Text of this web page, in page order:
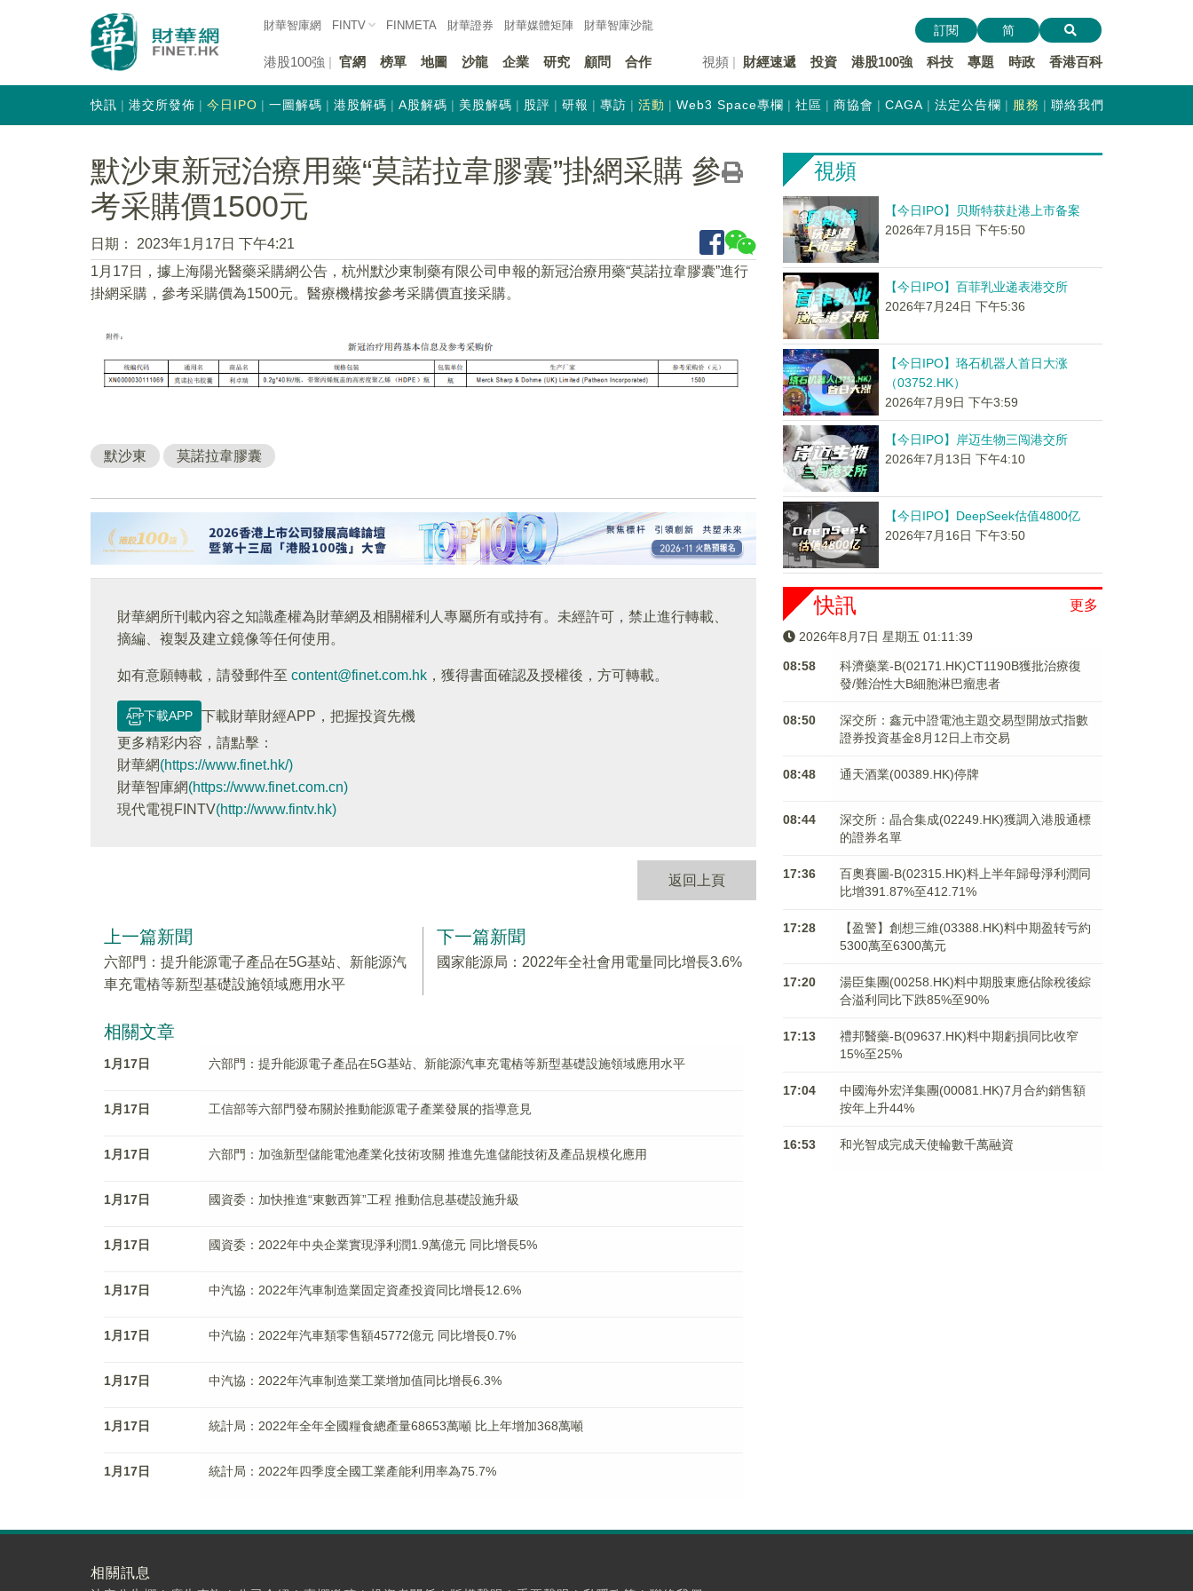
財華智庫網 FINTV FINMETA 財華證券 財華媒體矩陣 財華智庫沙龍
港股100強 官網 榜單 地圖 沙龍 企業 研究 顧問 合作 視頻 財經速遞 投資 港股100強 科技 專題 時政 香港百科
訂閱 简
快訊 港交所發佈 今日IPO 一圖解碼 港股解碼 A股解碼 美股解碼 股評 研報 專訪 活動 Web3 Space專欄 社區 商協會 CAGA 法定公告欄 服務 聯絡我們
默沙東新冠治療用藥“莫諾拉韋膠囊”掛網采購 參
考采購價1500元
日期：
2023年1月17日 下午4:21
1月17日，據上海陽光醫藥采購網公告，杭州默沙東制藥有限公司申報的新冠治療用藥“莫諾拉韋膠囊”進行
掛網采購，參考采購價為1500元。醫療機構按參考采購價直接采購。
默沙東 莫諾拉韋膠囊
財華網所刊載內容之知識產權為財華網及相關權利人專屬所有或持有。未經許可，禁止進行轉載、
摘編、複製及建立鏡像等任何使用。
如有意願轉載，請發郵件至 content@finet.com.hk ，獲得書面確認及授權後，方可轉載。
下載APP
下載財華財經APP，把握投資先機
更多精彩内容，請點擊：
財華網(https://www.finet.hk/)
財華智庫網(https://www.finet.com.cn)
現代電視FINTV(http://www.fintv.hk)
返回上頁
上一篇新聞
六部門：提升能源電子產品在5G基站、新能源汽
車充電樁等新型基礎設施領域應用水平
下一篇新聞
國家能源局：2022年全社會用電量同比增長3.6%
相關文章
1月17日 六部門：提升能源電子產品在5G基站、新能源汽車充電樁等新型基礎設施領域應用水平
1月17日 工信部等六部門發布關於推動能源電子產業發展的指導意見
1月17日 六部門：加強新型儲能電池產業化技術攻關 推進先進儲能技術及產品規模化應用
1月17日 國資委：加快推進“東數西算”工程 推動信息基礎設施升級
1月17日 國資委：2022年中央企業實現淨利潤1.9萬億元 同比增長5%
1月17日 中汽協：2022年汽車制造業固定資產投資同比增長12.6%
1月17日 中汽協：2022年汽車類零售額45772億元 同比增長0.7%
1月17日 中汽協：2022年汽車制造業工業增加值同比增長6.3%
1月17日 統計局：2022年全年全國糧食總產量68653萬噸 比上年增加368萬噸
1月17日 統計局：2022年四季度全國工業產能利用率為75.7%
視頻
【今日IPO】贝斯特获赴港上市备案
2026年7月15日 下午5:50
【今日IPO】百菲乳业递表港交所
2026年7月24日 下午5:36
【今日IPO】珞石机器人首日大涨
（03752.HK）
2026年7月9日 下午3:59
【今日IPO】岸迈生物三闯港交所
2026年7月13日 下午4:10
【今日IPO】DeepSeek估值4800亿
2026年7月16日 下午3:50
更多
快訊
2026年8月7日 星期五 01:11:40
08:58
科濟藥業-B(02171.HK)CT1190B獲批治療復
發/難治性大B細胞淋巴瘤患者
08:50
深交所：鑫元中證電池主題交易型開放式指數
證券投資基金8月12日上市交易
08:48 通天酒業(00389.HK)停牌
08:44
深交所：晶合集成(02249.HK)獲調入港股通標
的證券名單
17:36
百奧賽圖-B(02315.HK)料上半年歸母淨利潤同
比增391.87%至412.71%
17:28
【盈警】創想三維(03388.HK)料中期盈转亏約
5300萬至6300萬元
17:20
湯臣集團(00258.HK)料中期股東應佔除稅後綜
合溢利同比下跌85%至90%
17:13
禮邦醫藥-B(09637.HK)料中期虧損同比收窄
15%至25%
17:04
中國海外宏洋集團(00081.HK)7月合約銷售額
按年上升44%
16:53 和光智成完成天使輪數千萬融資
相關訊息